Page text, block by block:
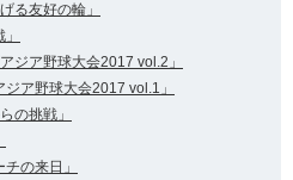
る友好の輪」
ジア野球大会2017 vol.2」
ア野球大会2017 vol.1」
の挑戦」
の来日」